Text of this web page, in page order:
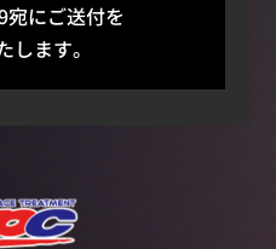
にご送付を
します。